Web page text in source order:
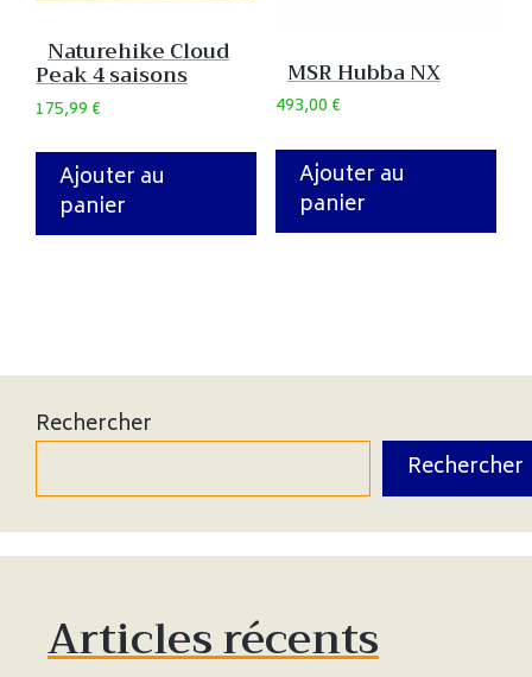
Naturehike Cloud
Peak 4 saisons
175,99€
Ajouter au
panier
MSR Hubba NX
493,00€
Ajouter au
panier
Rechercher
Rechercher
Articles récents